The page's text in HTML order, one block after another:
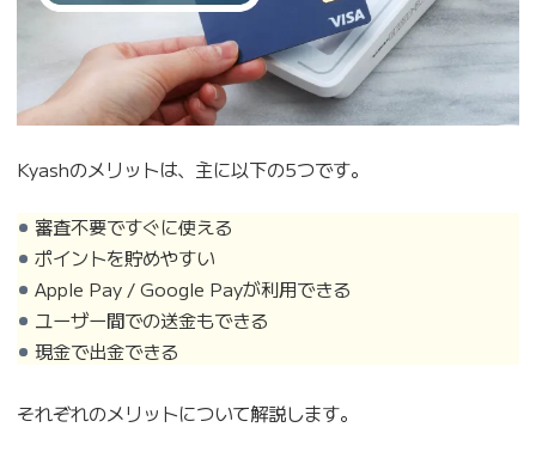
Kyashのメリットは、主に以下の5つです。
審査不要ですぐに使える
ポイントを貯めやすい
Apple Pay / Google Payが利用できる
ユーザー間での送金もできる
現金で出金できる
それぞれのメリットについて解説します。